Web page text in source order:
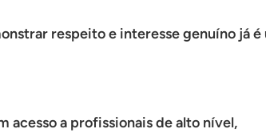
respeito e interesse genuíno já é
acesso a profissionais de alto nível,